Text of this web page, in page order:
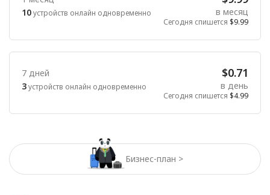
Бизнес-план >
10устройств онлайн одновременно в месяц
Сегодня спишется $9.99
7 дней
3устройств онлайн одновременно
$0.71
в день
Сегодня спишется $4.99